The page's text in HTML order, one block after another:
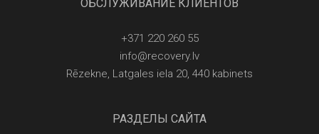
ОБСЛУЖИВАНИЕ КЛИЕНТОВ
+371 220 260 55
info@recovery.lv
Rēzekne, Latgales iela 20, 440 kabinets
РАЗДЕЛЫ САЙТА